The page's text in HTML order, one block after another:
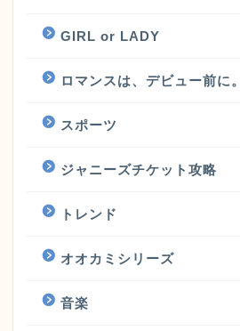
GIRL or LADY
ロマンスは、デビュー前に。
スポーツ
ジャニーズチケット攻略
トレンド
オオカミシリーズ
音楽